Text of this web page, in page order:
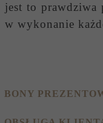
jest to prawdziwa
w wykonanie
BONY